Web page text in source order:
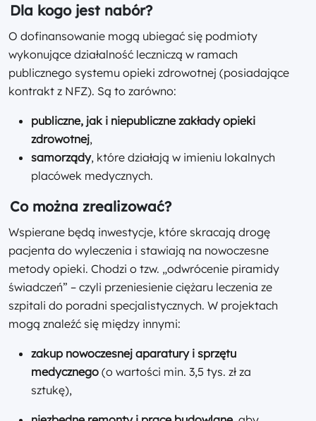
Dla kogo jest nabór?
O dofinansowanie mogą ubiegać się podmioty
wykonujące działalność leczniczą w ramach
publicznego systemu opieki zdrowotnej (posiadające
kontrakt z NFZ). Są to zarówno:
publiczne, jak i niepubliczne zakłady opieki
zdrowotnej,
samorządy, które działają w imieniu lokalnych
placówek medycznych.
Co można zrealizować?
Wspierane będą inwestycje, które skracają drogę
pacjenta do wyleczenia i stawiają na nowoczesne
metody opieki. Chodzi o tzw. „odwrócenie piramidy
świadczeń” – czyli przeniesienie ciężaru leczenia ze
szpitali do poradni specjalistycznych. W projektach
mogą znaleźć się między innymi:
zakup nowoczesnej aparatury i sprzętu
medycznego (o wartości min. 3,5 tys. zł za
sztukę),